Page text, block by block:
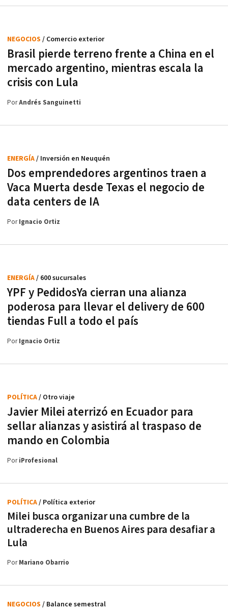
Brasil pierde terreno frente a China en el
mercado argentino, mientras escala la
crisis con Lula
NEGOCIOS / Comercio exterior
PorAndrés Sanguinetti
Dos emprendedores argentinos traen a
Vaca Muerta desde Texas el negocio de
data centers de IA
ENERGÍA/ Inversión en Neuquén
PorIgnacio Ortiz
YPF y PedidosYa cierran una alianza
poderosa para llevar el delivery de 600
tiendas Full a todo el país
ENERGÍA/ 600 sucursales
PorIgnacio Ortiz
Javier Milei aterrizó en Ecuador para
sellar alianzas y asistirá al traspaso de
mando en Colombia
POLÍTICA/ Otro viaje
PoriProfesional
Milei busca organizar una cumbre de la
ultraderecha en Buenos Aires para desafiar a
Lula
POLÍTICA/ Política exterior
PorMariano Obarrio
NEGOCIOS / Balance semestral